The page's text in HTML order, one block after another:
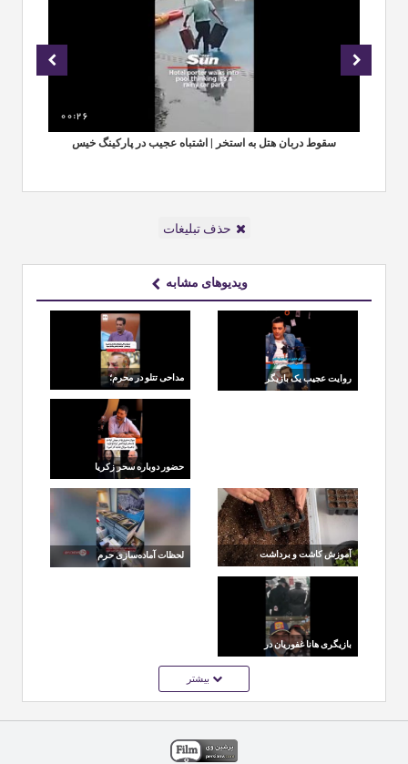
00:26
سقوط دربان هتل به استخر | اشتباه عجیب در پارکینگ خیس
حذف تبلیغات
ویدیوهای مشابه
روایت عجیب یک بازیگر
مداحی تتلو در محرم؛
واکنش‌ها و حواشی تازه
حضور دوباره سحر زکریا
در سریال جدید مهران
مدیری؛ نشانه آشتی
آموزش کاشت و برداشت
لحظات آماده‌سازی حرم
بازیگری هانا غفوریان در
بیشتر